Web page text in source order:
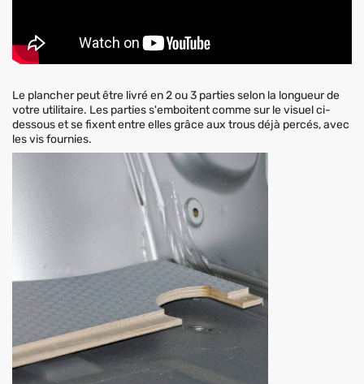
Le plancher peut être livré en 2 ou 3 parties selon la longueur de
votre utilitaire. Les parties s'emboitent comme sur le visuel ci-
dessous et se fixent entre elles grâce aux trous déjà percés, avec
les vis fournies.